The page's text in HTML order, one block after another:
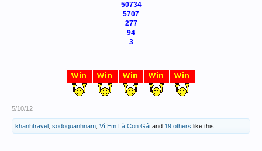
50734
5707
277
94
3
5/10/12
khanhtravel sodoquanhnam Vì Em Là Con Gái and 19 others like this.